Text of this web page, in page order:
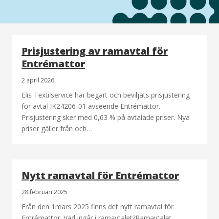
Prisjustering av ramavtal för
Entrémattor
2 april 2026
Elis Textilservice har begärt och beviljats prisjustering
för avtal IK24206-01 avseende Entrémattor.
Prisjustering sker med 0,63 % på avtalade priser. Nya
priser gäller från och…
Nytt ramavtal för Entrémattor
28 februari 2025
Från den 1mars 2025 finns det nytt ramavtal för